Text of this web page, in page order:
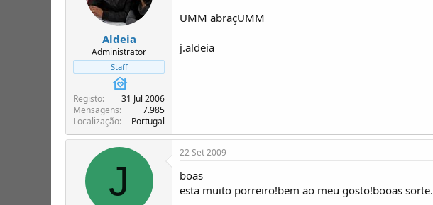
Aldeia
Administrator
Staff
Registo
31 Jul 2006
Mensagens
7.985
Localização
Portugal
UMM abraçUMM
j.aldeia
J
22 Set 2009
boas
esta muito porreiro!bem ao meu gosto!booas sorte.